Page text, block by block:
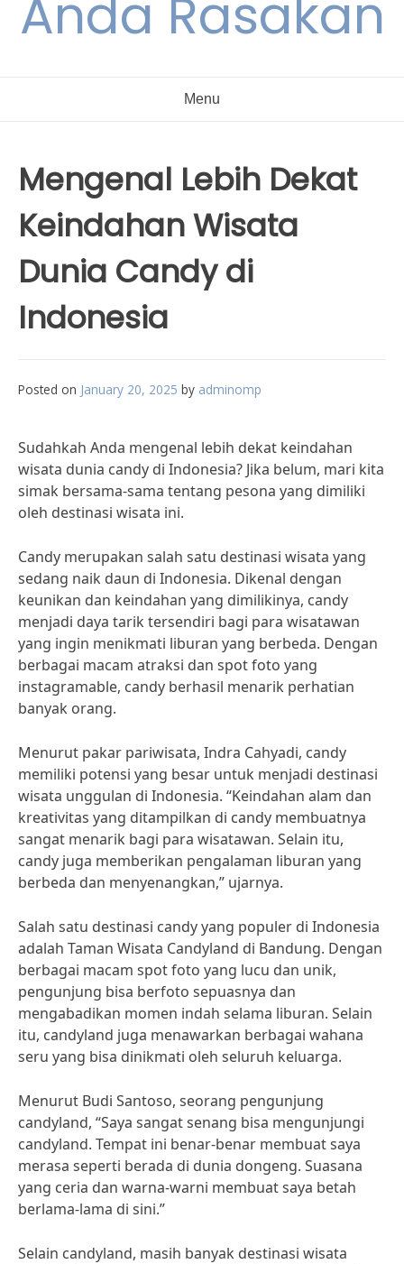
Anda Rasakan
Menu
Mengenal Lebih Dekat
Keindahan Wisata
Dunia Candy di
Indonesia
Posted on January 20, 2025 by adminomp
Sudahkah Anda mengenal lebih dekat keindahan
wisata dunia candy di Indonesia? Jika belum, mari kita
simak bersama-sama tentang pesona yang dimiliki
oleh destinasi wisata ini.
Candy merupakan salah satu destinasi wisata yang
sedang naik daun di Indonesia. Dikenal dengan
keunikan dan keindahan yang dimilikinya, candy
menjadi daya tarik tersendiri bagi para wisatawan
yang ingin menikmati liburan yang berbeda. Dengan
berbagai macam atraksi dan spot foto yang
instagramable, candy berhasil menarik perhatian
banyak orang.
Menurut pakar pariwisata, Indra Cahyadi, candy
memiliki potensi yang besar untuk menjadi destinasi
wisata unggulan di Indonesia. “Keindahan alam dan
kreativitas yang ditampilkan di candy membuatnya
sangat menarik bagi para wisatawan. Selain itu,
candy juga memberikan pengalaman liburan yang
berbeda dan menyenangkan,” ujarnya.
Salah satu destinasi candy yang populer di Indonesia
adalah Taman Wisata Candyland di Bandung. Dengan
berbagai macam spot foto yang lucu dan unik,
pengunjung bisa berfoto sepuasnya dan
mengabadikan momen indah selama liburan. Selain
itu, candyland juga menawarkan berbagai wahana
seru yang bisa dinikmati oleh seluruh keluarga.
Menurut Budi Santoso, seorang pengunjung
candyland, “Saya sangat senang bisa mengunjungi
candyland. Tempat ini benar-benar membuat saya
merasa seperti berada di dunia dongeng. Suasana
yang ceria dan warna-warni membuat saya betah
berlama-lama di sini.”
Selain candyland, masih banyak destinasi wisata